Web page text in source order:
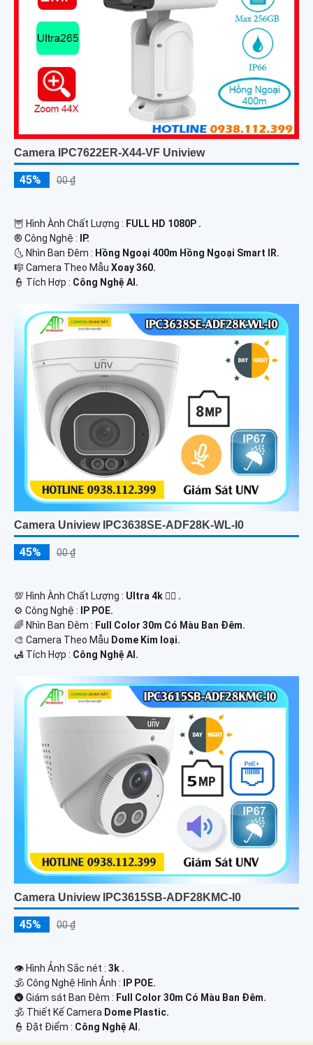
Camera IPC7622ER-X44-VF Uniview
45% 00 ₫
🦉 Hình Ành Chất Lượng : FULL HD 1080P .
®️ Công Nghệ :
IP.
🌜 Nhìn Ban Đêm : Hồng Ngoại 400m Hồng Ngoại Smart IR.
🎼️ Camera Theo Mẫu Xoay 360.
️👮 Tích Hợp : Công Nghệ AI.
Camera Uniview IPC3638SE-ADF28K-WL-I0
45% 00 ₫
💯 Hình Ành Chất Lượng : Ultra 4k 👍🏾 .
⚙ Công Nghệ :
IP POE.
🌈 Nhìn Ban Đêm : Full Color 30m Có Màu Ban Ðêm.
🎨 Camera Theo Mẫu Dome Kim loại.
️🛃 Tích Hợp : Công Nghệ AI.
Camera Uniview IPC3615SB-ADF28KMC-I0
45% 00 ₫
👁 Hình Ảnh Sắc nét : 3k .
🕉️ Công Nghệ Hình Ảnh :
IP POE.
🌚 Giám sát Ban Đêm : Full Color 30m Có Màu Ban Ðêm.
🕉️ Thiết Kế Camera Dome Plastic.
️👮 Đặt Điểm : Công Nghệ AI.